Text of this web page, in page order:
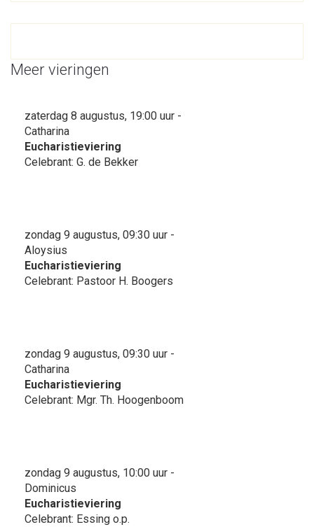
Meer vieringen
zaterdag 8 augustus, 19:00 uur -
Catharina
Eucharistieviering
Celebrant: G. de Bekker
zondag 9 augustus, 09:30 uur -
Aloysius
Eucharistieviering
Celebrant: Pastoor H. Boogers
zondag 9 augustus, 09:30 uur -
Catharina
Eucharistieviering
Celebrant: Mgr. Th. Hoogenboom
zondag 9 augustus, 10:00 uur -
Dominicus
Eucharistieviering
Celebrant: Essing o.p.